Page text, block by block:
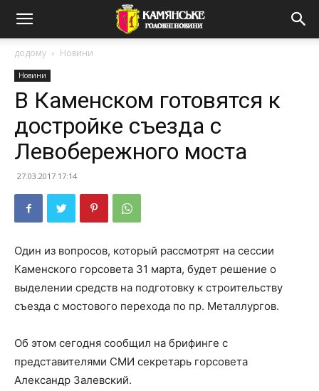
додому Новини
Новини
В Каменском готовятся к
достройке съезда с
Левобережного моста
27.03.2017 17:14
Один из вопросов, который рассмотрят на сессии
Каменского горсовета 31 марта, будет решение о
выделении средств на подготовку к строительству
съезда с мостового перехода по пр. Металлургов.
Об этом сегодня сообщил на брифинге с
представителями СМИ секретарь горсовета
Александр Залевский.